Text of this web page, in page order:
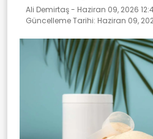
Ali Demirtaş - Haziran 09, 2026
Güncelleme Tarihi: Haziran 09,